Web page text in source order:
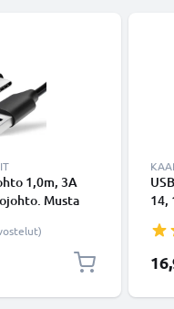
1,0m, 3A
Musta
14,